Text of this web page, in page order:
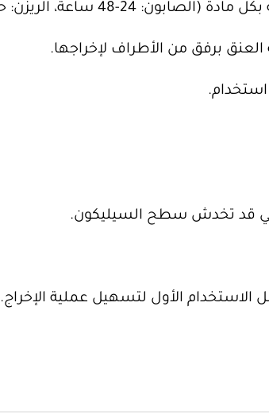
نوعه، الشوكولاتة: في الثلاجة).
برفق من الأطراف لإخراجها.
قد تخدش سطح السيليكون.
الاستخدام الأول لتسهيل عملية الإخراج.